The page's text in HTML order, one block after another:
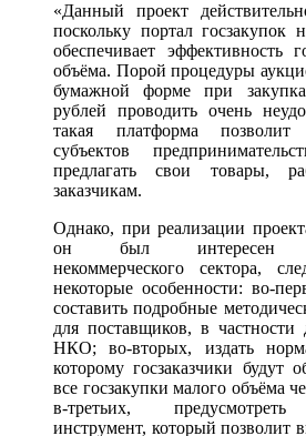
«Данный проект
поскольку портал
обеспечивает эффективность
объёма. Порой процедуры
бумажной форме при
рублей проводить очень
такая платформа
субъектов
предлагать свои товары,
заказчикам.
Однако, при реализации
он был интересен
некоммерческого сектора,
некоторые особенности: во-
составить подробные
для поставщиков, в частности
НКО; во-вторых, издать
которому госзаказчики будут
все госзакупки малого объёма
в-третьих, предусмотреть
инструмент, который позволит